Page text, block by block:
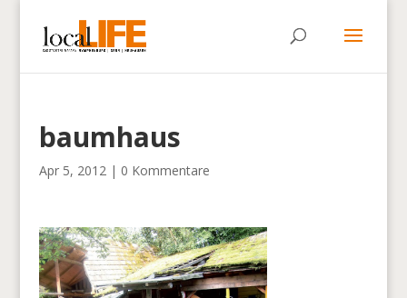
baumhaus
Apr 5, 2012| 0 Kommentare